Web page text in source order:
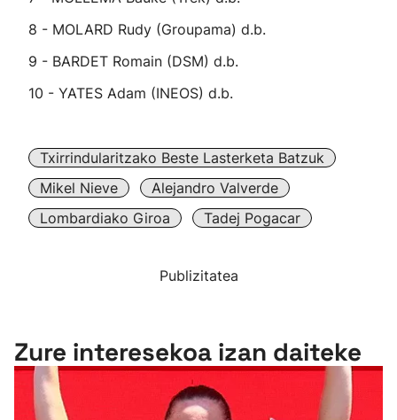
8 - MOLARD Rudy (Groupama) d.b.
9 - BARDET Romain (DSM) d.b.
10 - YATES Adam (INEOS) d.b.
Txirrindularitzako Beste Lasterketa Batzuk
Mikel Nieve
Alejandro Valverde
Lombardiako Giroa
Tadej Pogacar
Publizitatea
Zure interesekoa izan daiteke